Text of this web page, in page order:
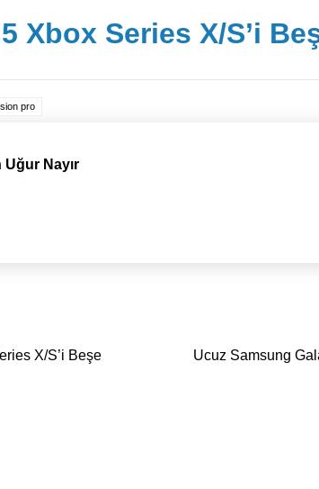
Xbox Series X/S’i
pro
Uğur Nayır
X/S’i Beşe
Ucuz Samsung